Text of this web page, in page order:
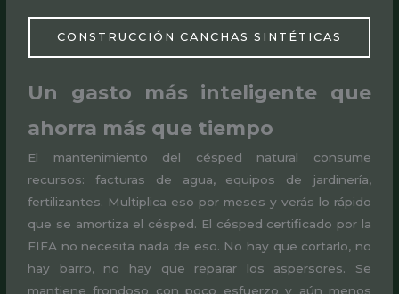
CONSTRUCCIÓN CANCHAS SINTÉTICAS
Un gasto más inteligente que
ahorra más que tiempo
El mantenimiento del césped natural consume
recursos: facturas de agua, equipos de jardinería,
fertilizantes. Multiplica eso por meses y verás lo rápido
que se amortiza el césped. El césped certificado por la
FIFA no necesita nada de eso. No hay que cortarlo, no
hay barro, no hay que reparar los aspersores. Se
mantiene frondoso con poco esfuerzo y aún menos